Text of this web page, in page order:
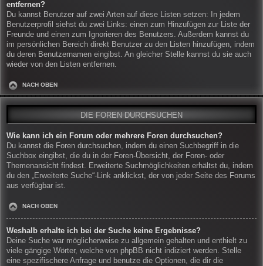
entfernen?
Du kannst Benutzer auf zwei Arten auf diese Listen setzen: In jedem
Benutzerprofil siehst du zwei Links: einen zum Hinzufügen zur Liste der
Freunde und einen zum Ignorieren des Benutzers. Außerdem kannst du
im persönlichen Bereich direkt Benutzer zu den Listen hinzufügen, indem
du deren Benutzernamen eingibst. An gleicher Stelle kannst du sie auch
wieder von den Listen entfernen.
NACH OBEN
DIE FOREN DURCHSUCHEN
Wie kann ich ein Forum oder mehrere Foren durchsuchen?
Du kannst die Foren durchsuchen, indem du einen Suchbegriff in die
Suchbox eingibst, die du in der Foren-Übersicht, der Foren- oder
Themenansicht findest. Erweiterte Suchmöglichkeiten erhältst du, indem
du den „Erweiterte Suche“-Link anklickst, der von jeder Seite des Forums
aus verfügbar ist.
NACH OBEN
Weshalb erhalte ich bei der Suche keine Ergebnisse?
Deine Suche war möglicherweise zu allgemein gehalten und enthielt zu
viele gängige Wörter, welche von phpBB nicht indiziert werden. Stelle
eine spezifischere Anfrage und benutze die Optionen, die dir die